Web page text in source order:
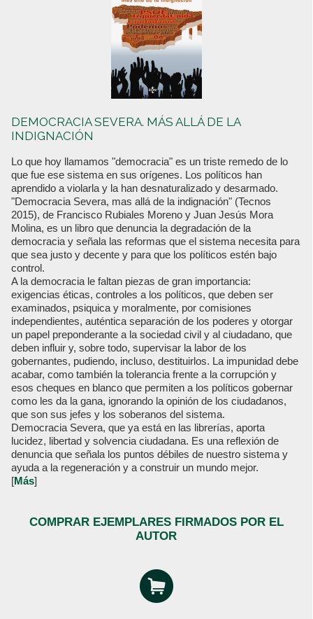
DEMOCRACIA SEVERA. MÁS ALLÁ DE LA
INDIGNACIÓN
Lo que hoy llamamos "democracia" es un triste remedo de lo
que fue ese sistema en sus orígenes. Los políticos han
aprendido a violarla y la han desnaturalizado y desarmado.
"Democracia Severa, mas allá de la indignación" (Tecnos
2015), de Francisco Rubiales Moreno y Juan Jesús Mora
Molina, es un libro que denuncia la degradación de la
democracia y señala las reformas que el sistema necesita para
que sea justo y decente y para que los políticos estén bajo
control.
A la democracia le faltan piezas de gran importancia:
exigencias éticas, controles a los políticos, que deben ser
examinados, psiquica y moralmente, por comisiones
independientes, auténtica separación de los poderes y otorgar
un papel preponderante a la sociedad civil y al ciudadano, que
deben influir y, sobre todo, supervisar la labor de los
gobernantes, pudiendo, incluso, destituirlos. La impunidad debe
acabar, como también la tolerancia frente a la corrupción y
esos cheques en blanco que permiten a los políticos gobernar
como les da la gana, ignorando la opinión de los ciudadanos,
que son sus jefes y los soberanos del sistema.
Democracia Severa, que ya está en las librerías, aporta
lucidez, libertad y solvencia ciudadana. Es una reflexión de
denuncia que señala los puntos débiles de nuestro sistema y
ayuda a la regeneración y a construir un mundo mejor.
[Más]
COMPRAR EJEMPLARES FIRMADOS POR EL
AUTOR